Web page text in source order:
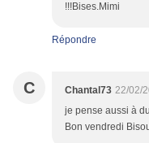
!!!Bises.Mimi
Répondre
C Chantal73 22/02/
je pense aussi à
Bon vendredi